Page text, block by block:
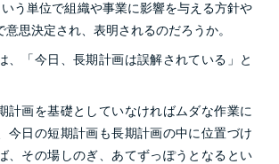
う単位で組織や事業に影響を与える方針や
思決定され、表明されるのだろうか。
、「今日、長期計画は誤解されている」と
計画を基礎としていなければムダな作業に
今日の短期計画も長期計画の中に位置づけ
、その場しのぎ、あてずっぽうとなるとい